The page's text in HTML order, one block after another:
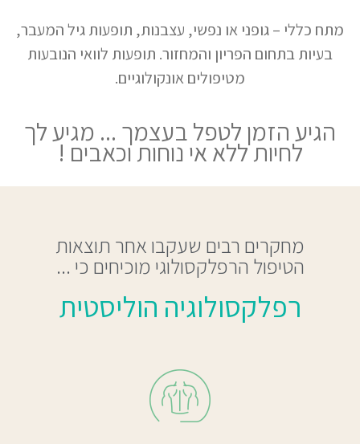
מתח כללי – גופני או נפשי, עצבנות, תופעות גיל המעבר,
בעיות בתחום הפריון והמחזור. תופעות לוואי הנובעות
מטיפולים אונקולוגיים.
הגיע הזמן לטפל בעצמך ... מגיע לך
לחיות ללא אי נוחות וכאבים !
מחקרים רבים שעקבו אחר תוצאות
הטיפול הרפלקסולוגי מוכיחים כי ...
רפלקסולוגיה הוליסטית